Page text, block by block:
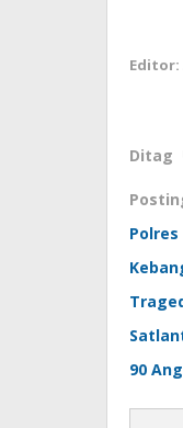
Editor:
Ditag
90